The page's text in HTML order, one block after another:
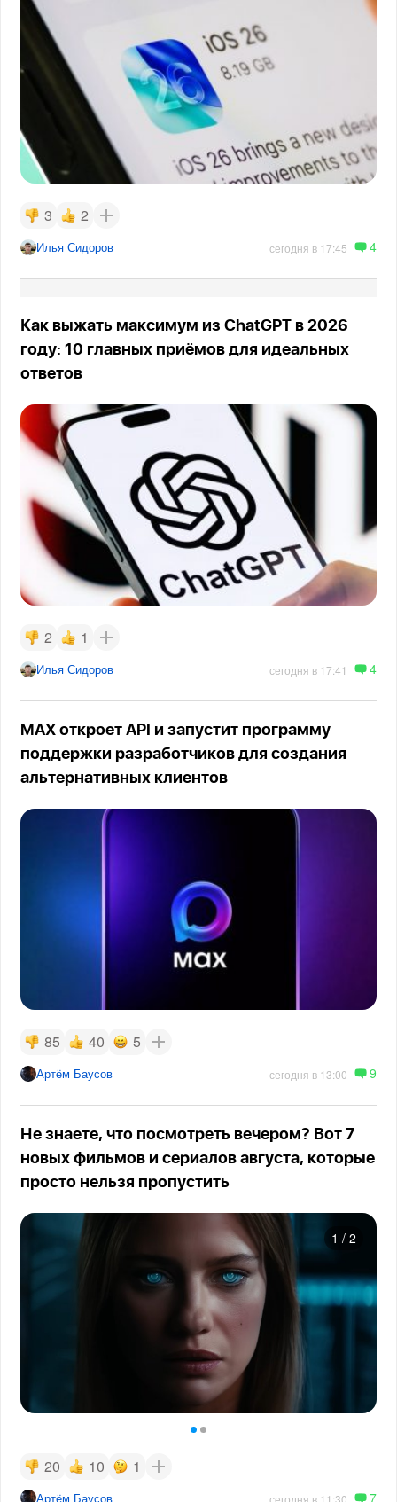
3 2
Илья Сидоров сегодня в 17:45 4
Как выжать максимум из ChatGPT в 2026
году: 10 главных приёмов для идеальных
ответов
2 1
Илья Сидоров сегодня в 17:41 4
MAX откроет API и запустит программу
поддержки разработчиков для создания
альтернативных клиентов
85 40 5
Артём Баусов сегодня в 13:00 9
Не знаете, что посмотреть вечером? Вот 7
новых фильмов и сериалов августа, которые
просто нельзя пропустить
1 / 2
20 10 1
Артём Баусов сегодня в 11:30 7